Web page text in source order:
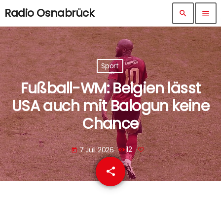
Radio Osnabrück search menu
Sport
Fußball-WM: Belgien lässt
USA auch mit Balogun keine
Chance
today 7 Juli 2026 12
share
email